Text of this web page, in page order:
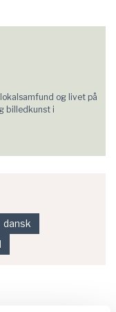
og livet på
billedkunst i
dansk